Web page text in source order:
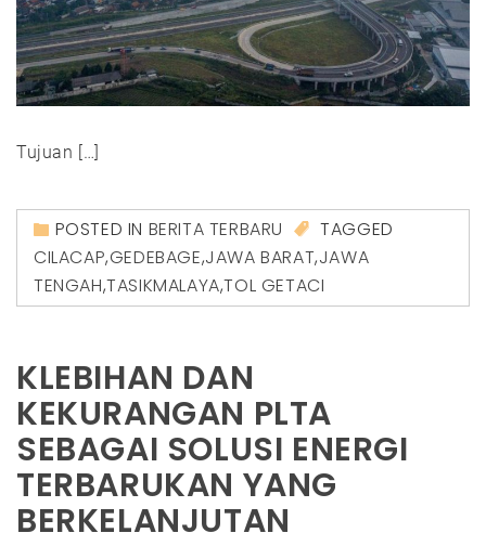
Tujuan […]
POSTED IN BERITA TERBARU
TAGGED
CILACAP,GEDEBAGE,JAWA BARAT,JAWA
TENGAH,TASIKMALAYA,TOL GETACI
KLEBIHAN DAN
KEKURANGAN PLTA
SEBAGAI SOLUSI ENERGI
TERBARUKAN YANG
BERKELANJUTAN